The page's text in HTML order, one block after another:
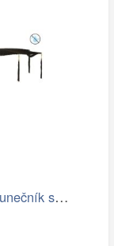
Černý boho slunečník s dřevěnou tyčí a…